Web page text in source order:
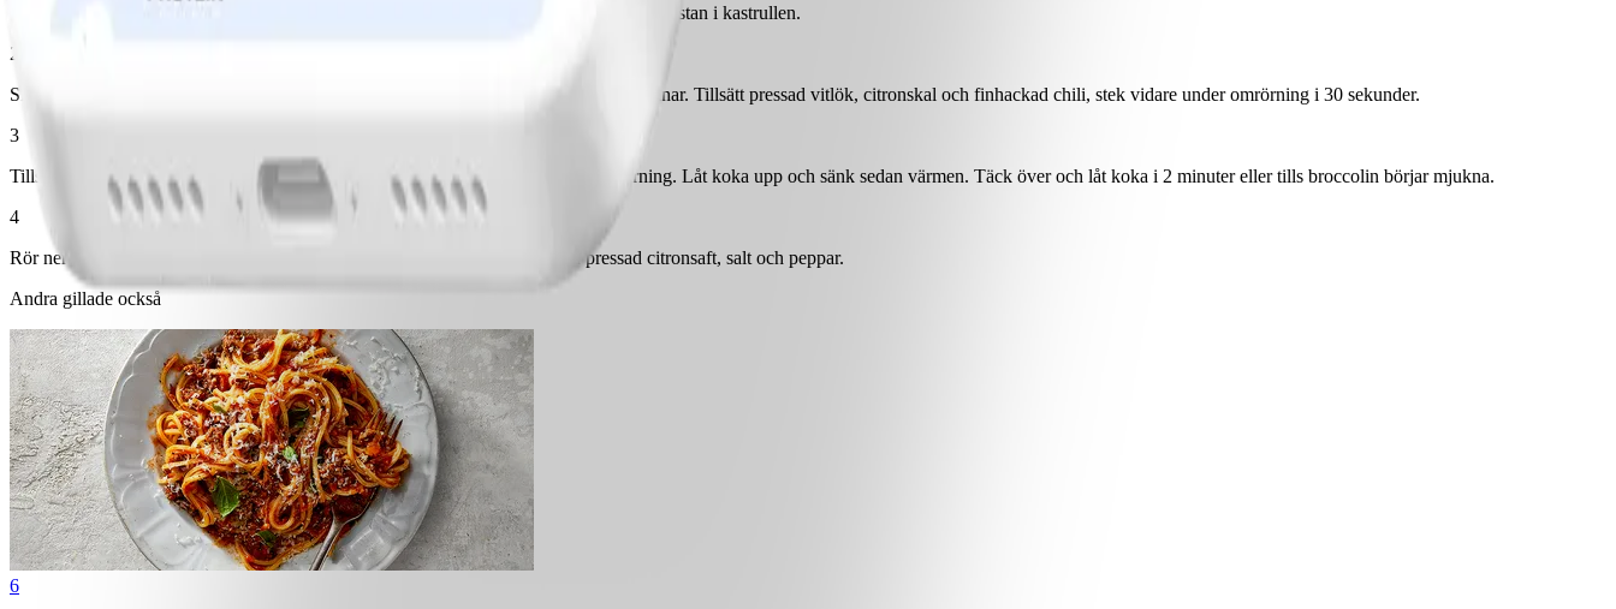
Koka pasta enligt anvisning på förpackningen. Häll av vattnet och lägg sedan tillbaka pastan i kastrullen.
2
Skala och finhacka lök. Hetta upp en stekpanna med olja och stek löken tills den mjuknar. Tillsätt pressad vitlök, citronskal och finhackad chili, stek vidare under omrörning i 30 sekunder.
3
Tillsätt avrunna och sköljda kikärter, broccolibuketter, vatten och smula i buljongtärning. Låt koka upp och sänk sedan värmen. Täck över och låt koka i 2 minuter eller tills broccolin börjar mjukna.
4
Rör ner kikärtsblandning och ruccola i kastrullen med pasta. Smaka av med pressad citronsaft, salt och peppar.
Andra gillade också
6